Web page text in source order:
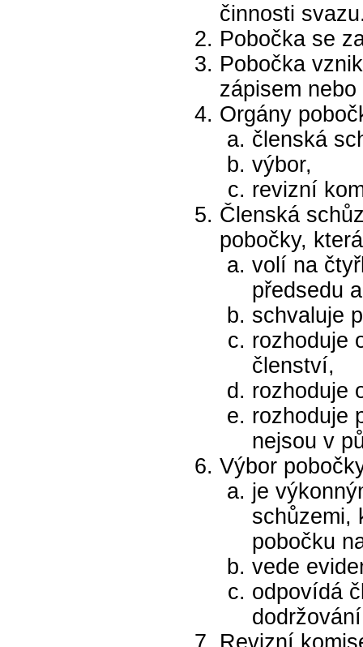
činnosti
Pobočka se
Pobočka
zápisem
Orgány
členská
výbor,
revizní
Členská
pobočky,
volí na
předsedu
schvaluje
rozhoduje
členství,
rozhoduje
rozhoduje
nejsou v
Výbor
je
schůzemi,
pobočku
vede
odpovídá
Revizní